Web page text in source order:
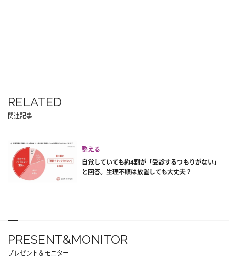
RELATED
関連記事
整える
自覚していても約4割が「受診するつもりがない」
と回答。生理不順は放置しても大丈夫？
PRESENT&MONITOR
プレゼント＆モニター